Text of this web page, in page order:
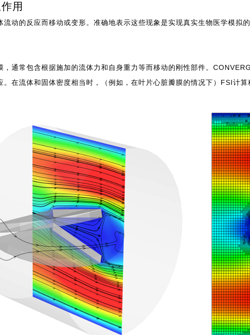
用
流动的反应而移动或变形。准确地表示这些现象是实现真实生物医学模拟
，通常包含根据施加的流体力和自身重力等而移动的刚性部件。
。在流体和固体密度相当时，（例如，在叶片心脏瓣膜的情况下）FSI计